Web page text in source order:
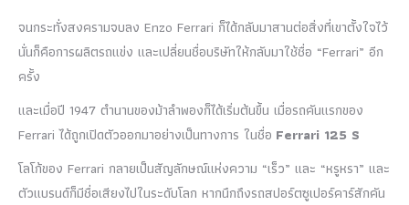
จนกระทั่งสงครามจบลง Enzo Ferrari ก็ได้กลับมาสานต่อสิ่งที่เขาตั้งใจไว้
นั่นก็คือการผลิตรถแข่ง และเปลี่ยนชื่อบริษัทให้กลับมาใช้ชื่อ “Ferrari” อีก
ครั้ง
และเมื่อปี 1947 ตำนานของม้าลำพองก็ได้เริ่มต้นขึ้น เมื่อรถคันแรกของ
Ferrari ได้ถูกเปิดตัวออกมาอย่างเป็นทางการ ในชื่อ Ferrari 125 S
โลโก้ของ Ferrari กลายเป็นสัญลักษณ์แห่งความ “เร็ว” และ “หรูหรา” และ
ตัวแบรนด์ก็มีชื่อเสียงไปในระดับโลก หากนึกถึงรถสปอร์ตซูเปอร์คาร์สักคัน